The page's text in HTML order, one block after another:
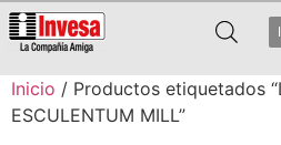
Inicio / Productos etiquetados
ESCULENTUM MILL”